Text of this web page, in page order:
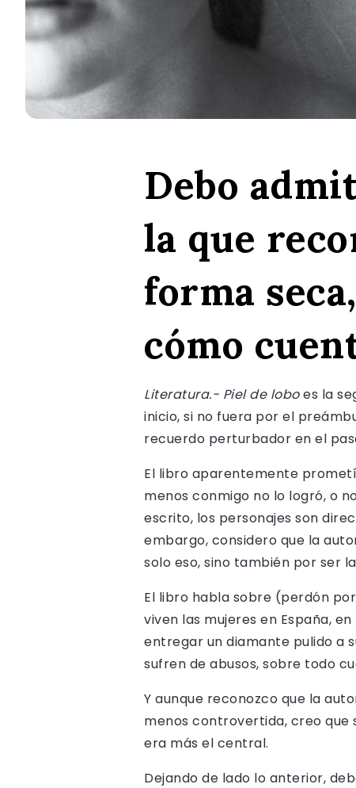
Debo
la que
forma
cómo
Literatura.- Piel de loboes la
inicio, si no fuera por el
recuerdo perturbador en el
El libro aparentemente
menos conmigo no lo logró, o
escrito, los personajes son
embargo, considero que la
solo eso, sino también por ser
El libro habla sobre (perdón
viven las mujeres en España,
entregar un diamante pulido a
sufren de abusos, sobre todo
Y aunque reconozco que la
menos controvertida, creo que
era más el central.
Dejando de lado lo anterior,